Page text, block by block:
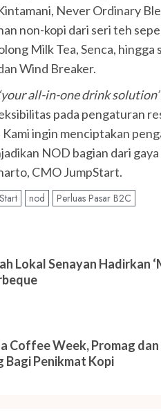
Never Ordinary
non-kopi dari seri teh
Milk Tea, Senca,
Wind Breaker.
‘your all-in-one drink solution’
pada pengaturan
Kami ingin menciptakan
NOD bagian dari
CMO JumpStart.
nod Perluas Pasar B2C
Lokal Senayan Hadirkan
Coffee Week, Promag
Bagi Penikmat Kopi